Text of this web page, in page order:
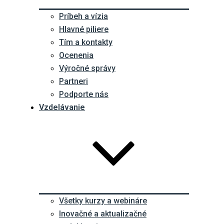
Príbeh a vízia
Hlavné piliere
Tím a kontakty
Ocenenia
Výročné správy
Partneri
Podporte nás
Vzdelávanie
Všetky kurzy a webináre
Inovačné a aktualizačné